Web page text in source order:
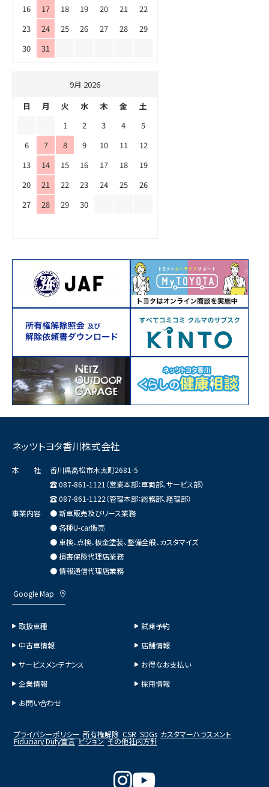
16
17 18 19 20 21
22
23
24 25 26 27 28
29
30
31
9月 2026
日
月 火 水 木 金
土
1
2 3 4
5
6
7 8 9 10 11
12
13
14 15 16 17 18
19
20
21 22 23 24 25
26
27
28 29 30
ネッツトヨタ香川株式会社
本 社
香川県高松市木太町2681-5
087-861-1121（営業本部：車両部、サービス部）
087-861-1122（管理本部：総務部、経理部）
事業内容
● 新車販売及びリース業務
● 各種U-car販売
● 車検、点検、板金塗装、整備全般、カスタマイズ
● 損害保険代理店業務
● 情報通信代理店業務
Google Map
取扱車種
試乗予約
中古車情報
店舗情報
サービスメンテナンス
お得なお支払い
企業情報
採用情報
お問い合わせ
プライバシーポリシー 所有権解除 CSR SDGs カスタマーハラスメント
Fiduciary Duty宣言 ビジョン その他社内方針